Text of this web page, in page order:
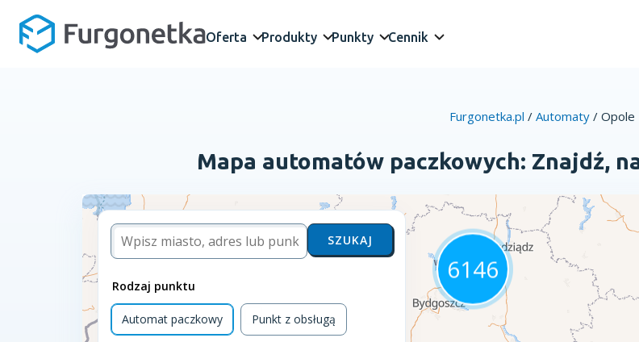
Oferta Produkty Punkty Cennik
Furgonetka.pl / Automaty / Opole
Mapa automatów paczkowych: Znajdź,